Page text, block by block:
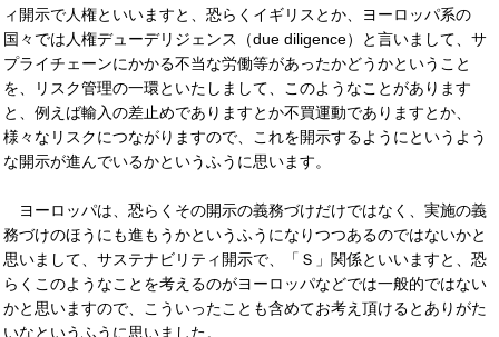
ィ開示で人権といいますと、恐らくイギリスとか、ヨーロッパ系の
国々では人権デューデリジェンス（due diligence）と言いまして、サ
プライチェーンにかかる不当な労働等があったかどうかということ
を、リスク管理の一環といたしまして、このようなことがあります
と、例えば輸入の差止めでありますとか不買運動でありますとか、
様々なリスクにつながりますので、これを開示するようにというよう
な開示が進んでいるかというふうに思います。
ヨーロッパは、恐らくその開示の義務づけだけではなく、実施の義
務づけのほうにも進もうかというふうになりつつあるのではないかと
思いまして、サステナビリティ開示で、「Ｓ」関係といいますと、恐
らくこのようなことを考えるのがヨーロッパなどでは一般的ではない
かと思いますので、こういったことも含めてお考え頂けるとありがた
いなというふうに思いました。